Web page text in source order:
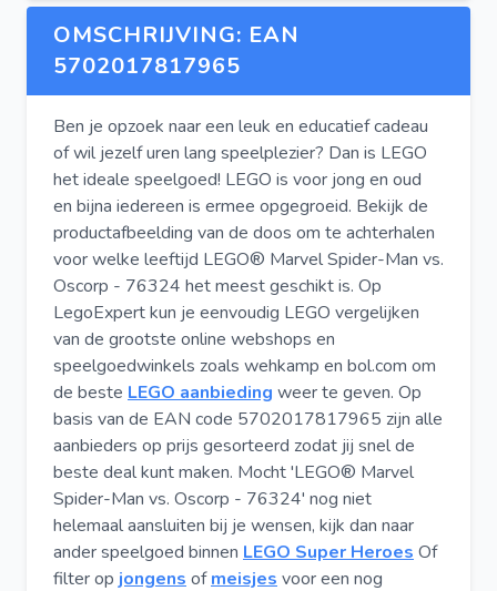
OMSCHRIJVING: EAN
5702017817965
Ben je opzoek naar een leuk en educatief cadeau
of wil jezelf uren lang speelplezier? Dan is LEGO
het ideale speelgoed! LEGO is voor jong en oud
en bijna iedereen is ermee opgegroeid. Bekijk de
productafbeelding van de doos om te achterhalen
voor welke leeftijd LEGO® Marvel Spider-Man vs.
Oscorp - 76324 het meest geschikt is. Op
LegoExpert kun je eenvoudig LEGO vergelijken
van de grootste online webshops en
speelgoedwinkels zoals wehkamp en bol.com om
de beste LEGO aanbieding weer te geven. Op
basis van de EAN code 5702017817965 zijn alle
aanbieders op prijs gesorteerd zodat jij snel de
beste deal kunt maken. Mocht 'LEGO® Marvel
Spider-Man vs. Oscorp - 76324' nog niet
helemaal aansluiten bij je wensen, kijk dan naar
ander speelgoed binnen LEGO Super Heroes Of
filter op jongens ofmeisjes voor een nog